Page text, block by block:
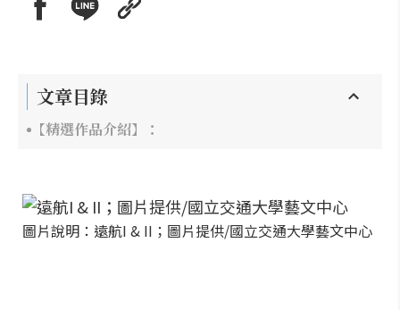
文章目錄
【精選作品介紹】：
圖片說明：遠航I & II；圖片提供/國立交通大學藝文中心